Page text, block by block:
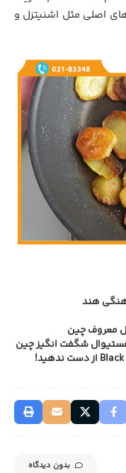
اصلی مثل اشنیتزل و
هند
بدون دیدگاه